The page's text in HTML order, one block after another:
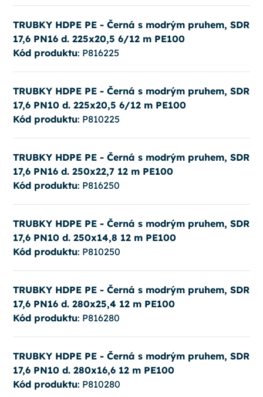
TRUBKY HDPE PE - Černá s modrým pruhem, SDR
17,6 PN16 d. 225x20,5 6/12 m PE100
Kód produktu: P816225
TRUBKY HDPE PE - Černá s modrým pruhem, SDR
17,6 PN10 d. 225x20,5 6/12 m PE100
Kód produktu: P810225
TRUBKY HDPE PE - Černá s modrým pruhem, SDR
17,6 PN16 d. 250x22,7 12 m PE100
Kód produktu: P816250
TRUBKY HDPE PE - Černá s modrým pruhem, SDR
17,6 PN10 d. 250x14,8 12 m PE100
Kód produktu: P810250
TRUBKY HDPE PE - Černá s modrým pruhem, SDR
17,6 PN16 d. 280x25,4 12 m PE100
Kód produktu: P816280
TRUBKY HDPE PE - Černá s modrým pruhem, SDR
17,6 PN10 d. 280x16,6 12 m PE100
Kód produktu: P810280